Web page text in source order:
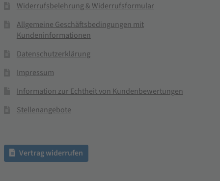
Widerrufsbelehrung & Widerrufsformular
Allgemeine Geschäftsbedingungen mit
Kundeninformationen
Datenschutzerklärung
Impressum
Information zur Echtheit von Kundenbewertungen
Stellenangebote
Vertrag widerrufen